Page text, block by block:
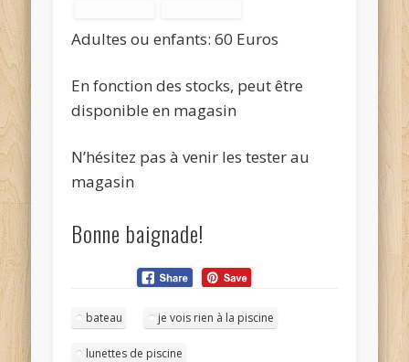
Adultes ou enfants: 60 Euros
En fonction des stocks, peut être
disponible en magasin
N’hésitez pas à venir les tester au
magasin
Bonne baignade!
bateau je vois rien à la piscine
lunettes de piscine